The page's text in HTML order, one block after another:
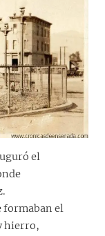
el
formaban el
hierro,